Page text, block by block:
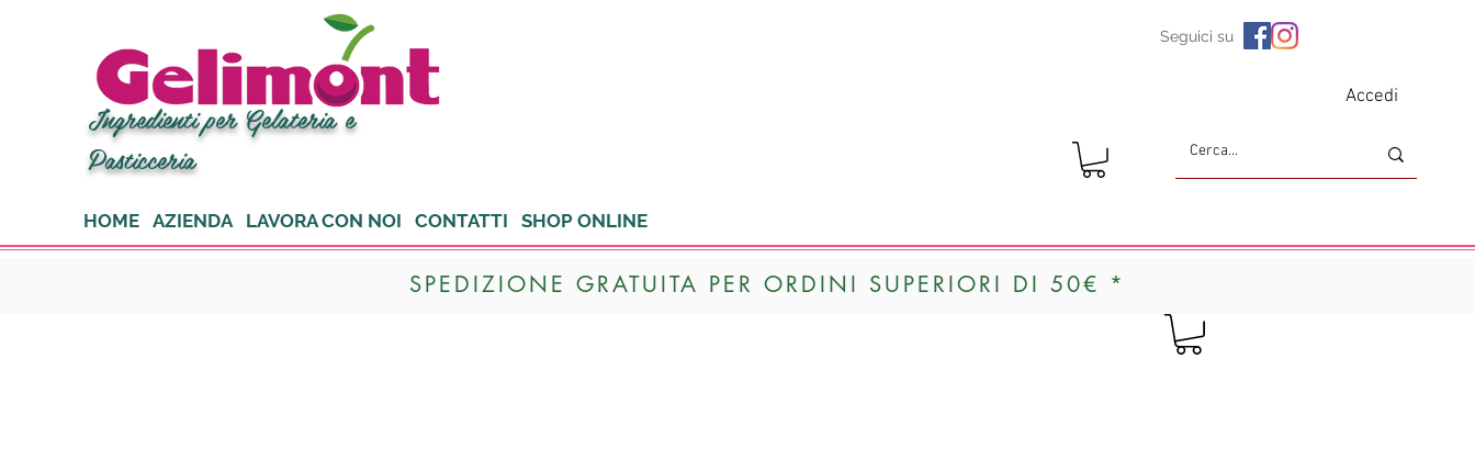
Ingredienti per Gelateria e
Pasticceria
Seguici su
Accedi
HOME AZIENDA LAVORA CON NOI CONTATTI SHOP ONLINE
SPEDIZIONE GRATUITA PER ORDINI SUPERIORI DI 50€ *